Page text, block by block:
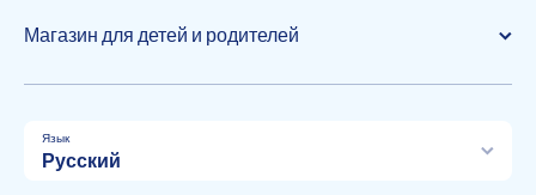
Магазин для детей и родителей
Язык
Русский